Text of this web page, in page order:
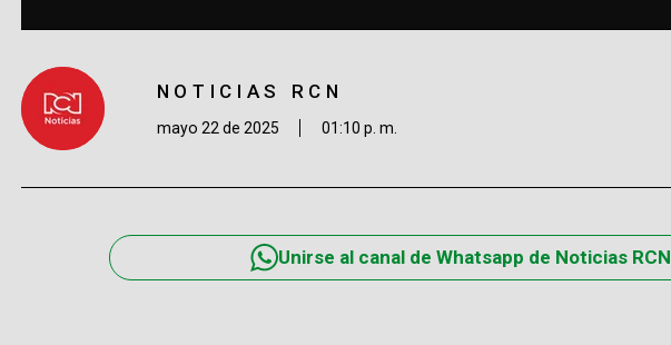
NOTICIAS RCN
mayo 22 de 2025 01:10 p. m.
Unirse al canal de Whatsapp de Noticias RCN